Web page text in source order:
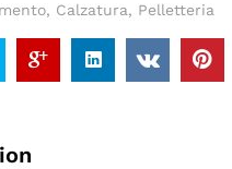
, Calzatura, Pelletteria